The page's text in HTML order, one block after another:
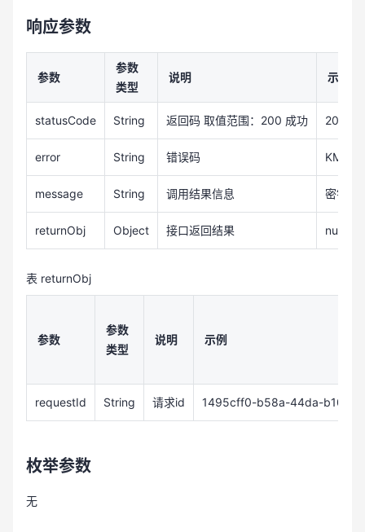
响应参数
参数
参数
类型
说明 示例
statusCode String 返回码 取值范围：200 成功 200
error String 错误码
message String 调用结果信息 密钥启
returnObj Object 接口返回结果 null
表 returnObj
参数
参数
类型
说明 示例
requestId String 请求id 1495cff0-b58a-44da-b10b-
枚举参数
无